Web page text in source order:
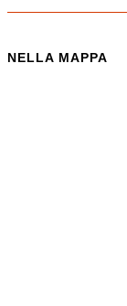
NELLA MAPPA